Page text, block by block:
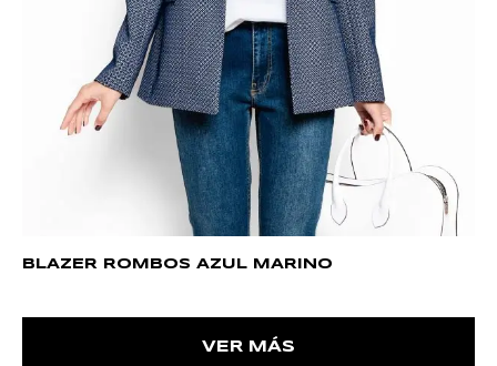
BLAZER ROMBOS AZUL MARINO
VER MÁS